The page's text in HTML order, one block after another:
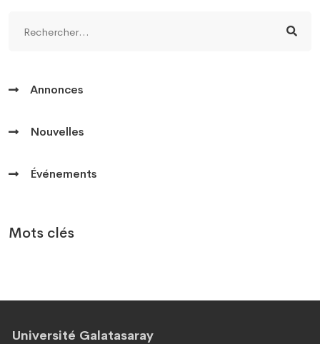
Annonces
Nouvelles
Événements
Mots clés
Université Galatasaray